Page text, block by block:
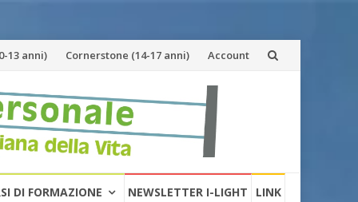
13 anni) Cornerstone (14-17 anni) Account
DI FORMAZIONE NEWSLETTER I-LIGHT LINK